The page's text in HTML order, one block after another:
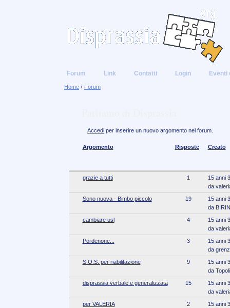
Forum Link Contatti Login Eventi
Home › Forum
Accedi per inserire un nuovo argomento nel forum.
Argomento Risposte Creato
grazie a tutti 1
15 anni
da
Sono nuova - Bimbo piccolo
19
15 anni
da
cambiare usl
4
15 anni
da
Pordenone...
3
15 anni
da
S.O.S. per riabilitazione
9
15 anni
da
disprassia verbale e generalizzata
15
15 anni
da
per VALERIA
2
15 anni